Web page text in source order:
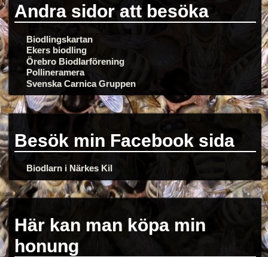
Andra sidor att besöka
Biodlingskartan
Ekers biodling
Örebro Biodlarförening
Pollineramera
Svenska Carnica Gruppen
Besök min Facebook sida
Biodlarn i Närkes Kil
Här kan man köpa min
honung